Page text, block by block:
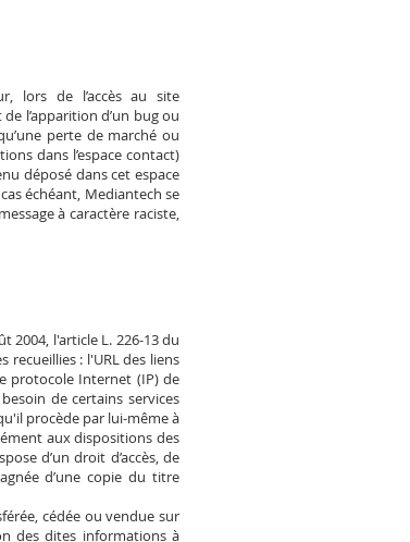
lors de l’accès au site
l’apparition d’un bug ou
perte de marché ou
dans l’espace contact)
déposé dans cet espace
échéant, Mediantech se
à caractère raciste,
2004, l'article L. 226-13 du
recueillies : l'URL des liens
protocole Internet (IP) de
de certains services
procède par lui-même à
aux dispositions des
d’un droit d’accès, de
d’une copie du titre
cédée ou vendue sur
des dites informations à